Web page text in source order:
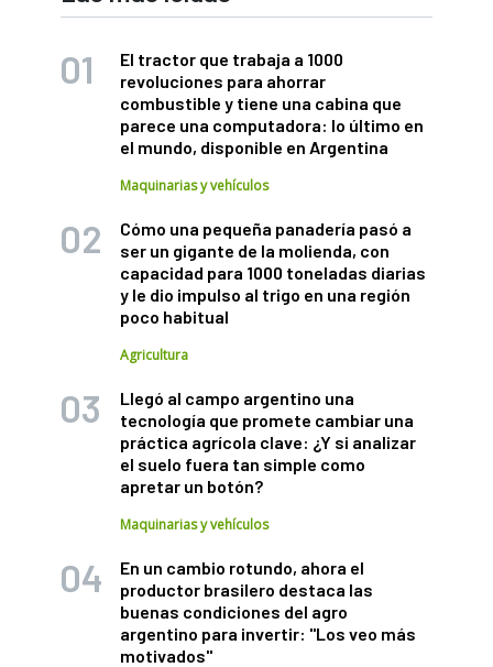
El tractor que trabaja a 1000
revoluciones para ahorrar
combustible y tiene una cabina que
parece una computadora: lo último en
el mundo, disponible en Argentina
Maquinarias y vehículos
Cómo una pequeña panadería pasó a
ser un gigante de la molienda, con
capacidad para 1000 toneladas diarias
y le dio impulso al trigo en una región
poco habitual
Agricultura
Llegó al campo argentino una
tecnología que promete cambiar una
práctica agrícola clave: ¿Y si analizar
el suelo fuera tan simple como
apretar un botón?
Maquinarias y vehículos
En un cambio rotundo, ahora el
productor brasilero destaca las
buenas condiciones del agro
argentino para invertir: "Los veo más
motivados"